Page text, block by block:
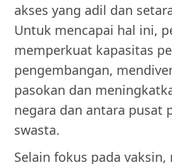
akses yang adil dan
Untuk mencapai hal ini,
memperkuat kapasitas
pengembangan,
pasokan dan
negara dan antara pusat
swasta.
Selain fokus pada